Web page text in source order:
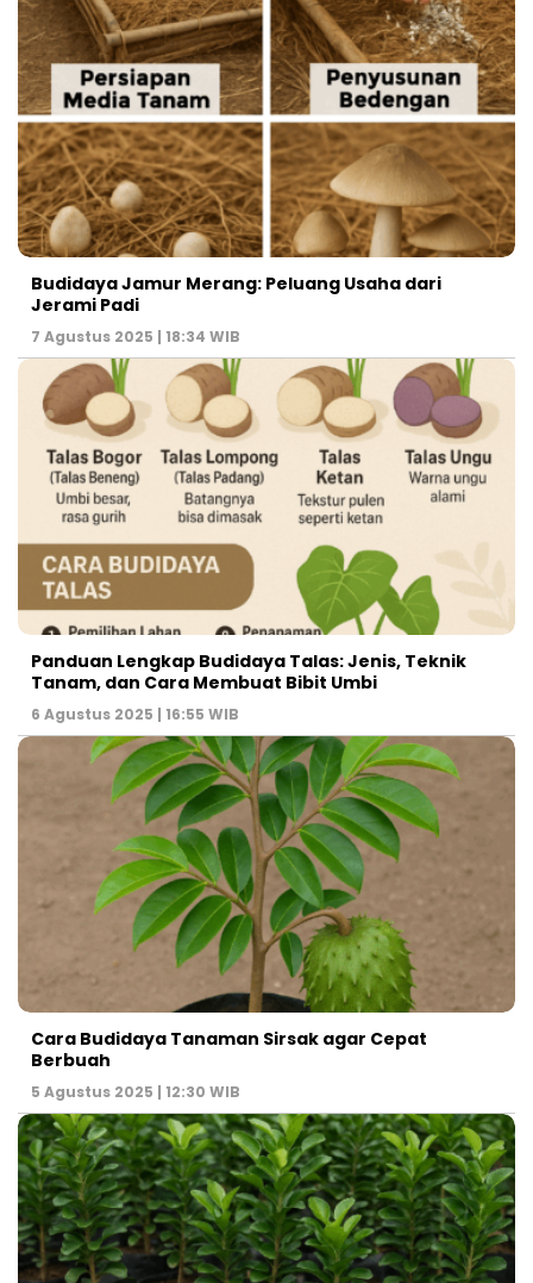
Budidaya Jamur Merang: Peluang Usaha dari
Jerami Padi
7 Agustus 2025 | 18:34 WIB
Panduan Lengkap Budidaya Talas: Jenis, Teknik
Tanam, dan Cara Membuat Bibit Umbi
6 Agustus 2025 | 16:55 WIB
Cara Budidaya Tanaman Sirsak agar Cepat
Berbuah
5 Agustus 2025 | 12:30 WIB